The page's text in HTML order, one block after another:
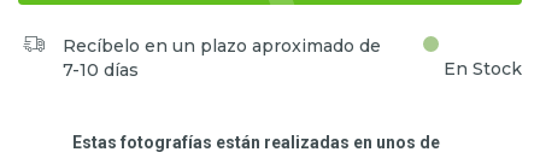
Recíbelo en un plazo aproximado de
7-10 días
En Stock
Estas fotografías están realizadas en unos de